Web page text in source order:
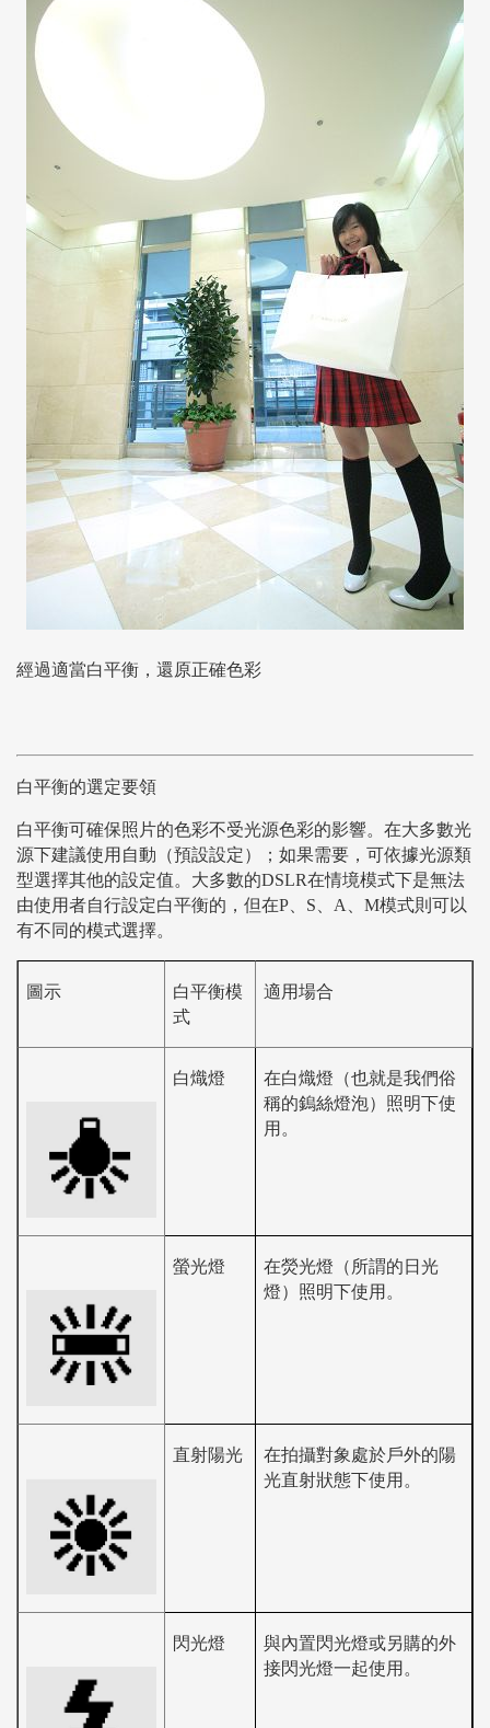
經過適當白平衡，還原正確色彩
白平衡的選定要領
白平衡可確保照片的色彩不受光源色彩的影響。在大多數光
源下建議使用自動（預設設定）；如果需要，可依據光源類
型選擇其他的設定值。大多數的DSLR在情境模式下是無法
由使用者自行設定白平衡的，但在P 、S、A、M模式則可以
有不同的模式選擇。
圖示
白平衡模
式
適用場合
白熾燈
在白熾燈（也就是我們俗
稱的鎢絲燈泡）照明下使
用。
螢光燈
在熒光燈（所謂的日光
燈）照明下使用。
直射陽光
在拍攝對象處於戶外的陽
光直射狀態下使用。
閃光燈
與內置閃光燈或另購的外
接閃光燈一起使用。